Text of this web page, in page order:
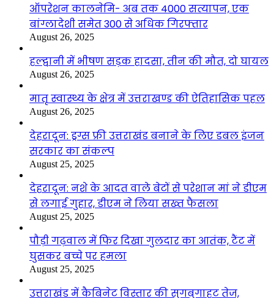
ऑपरेशन कालनेमि- अब तक 4000 सत्यापन, एक
बांग्लादेशी समेत 300 से अधिक गिरफ्तार
August 26, 2025
हल्द्वानी में भीषण सड़क हादसा, तीन की मौत, दो घायल
August 26, 2025
मातृ स्वास्थ्य के क्षेत्र में उत्तराखण्ड की ऐतिहासिक पहल
August 26, 2025
देहरादून: ड्रग्स फ्री उत्तराखंड बनाने के लिए डबल इंजन
सरकार का संकल्प
August 25, 2025
देहरादून: नशे के आदत वाले बेटों से परेशान मां ने डीएम
से लगाई गुहार, डीएम ने लिया सख्त फैसला
August 25, 2025
पौड़ी गढ़वाल में फिर दिखा गुलदार का आतंक, टैंट में
घुसकर बच्चे पर हमला
August 25, 2025
उत्तराखंड में कैबिनेट विस्तार की सुगबुगाहट तेज,